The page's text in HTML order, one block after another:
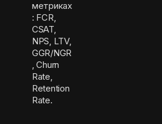
метриках
: FCR,
CSAT,
NPS, LTV,
GGR/NGR
, Churn
Rate,
Retention
Rate.